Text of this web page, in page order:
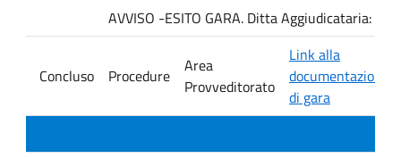
AVVISO -ESITO GARA. Ditta Aggiudicataria:
Concluso Procedure
Area
Provveditorato
Link alla
documentazione
di gara